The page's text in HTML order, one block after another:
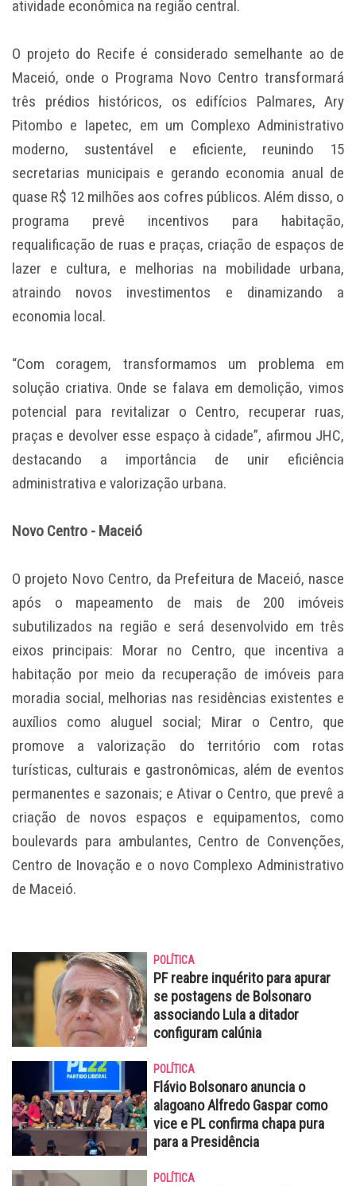
atividade econômica na região central.
O projeto do Recife é considerado semelhante ao de
Maceió, onde o Programa Novo Centro transformará
três prédios históricos, os edifícios Palmares, Ary
Pitombo e Iapetec, em um Complexo Administrativo
moderno, sustentável e eficiente, reunindo 15
secretarias municipais e gerando economia anual de
quase R$ 12 milhões aos cofres públicos. Além disso, o
programa prevê incentivos para habitação,
requalificação de ruas e praças, criação de espaços de
lazer e cultura, e melhorias na mobilidade urbana,
atraindo novos investimentos e dinamizando a
economia local.
“Com coragem, transformamos um problema em
solução criativa. Onde se falava em demolição, vimos
potencial para revitalizar o Centro, recuperar ruas,
praças e devolver esse espaço à cidade”, afirmou JHC,
destacando a importância de unir eficiência
administrativa e valorização urbana.
Novo Centro - Maceió
O projeto Novo Centro, da Prefeitura de Maceió, nasce
após o mapeamento de mais de 200 imóveis
subutilizados na região e será desenvolvido em três
eixos principais: Morar no Centro, que incentiva a
habitação por meio da recuperação de imóveis para
moradia social, melhorias nas residências existentes e
auxílios como aluguel social; Mirar o Centro, que
promove a valorização do território com rotas
turísticas, culturais e gastronômicas, além de eventos
permanentes e sazonais; e Ativar o Centro, que prevê a
criação de novos espaços e equipamentos, como
boulevards para ambulantes, Centro de Convenções,
Centro de Inovação e o novo Complexo Administrativo
de Maceió.
POLÍTICA
PF reabre inquérito para apurar
se postagens de Bolsonaro
associando Lula a ditador
configuram calúnia
POLÍTICA
Flávio Bolsonaro anuncia o
alagoano Alfredo Gaspar como
vice e PL confirma chapa pura
para a Presidência
POLÍTICA